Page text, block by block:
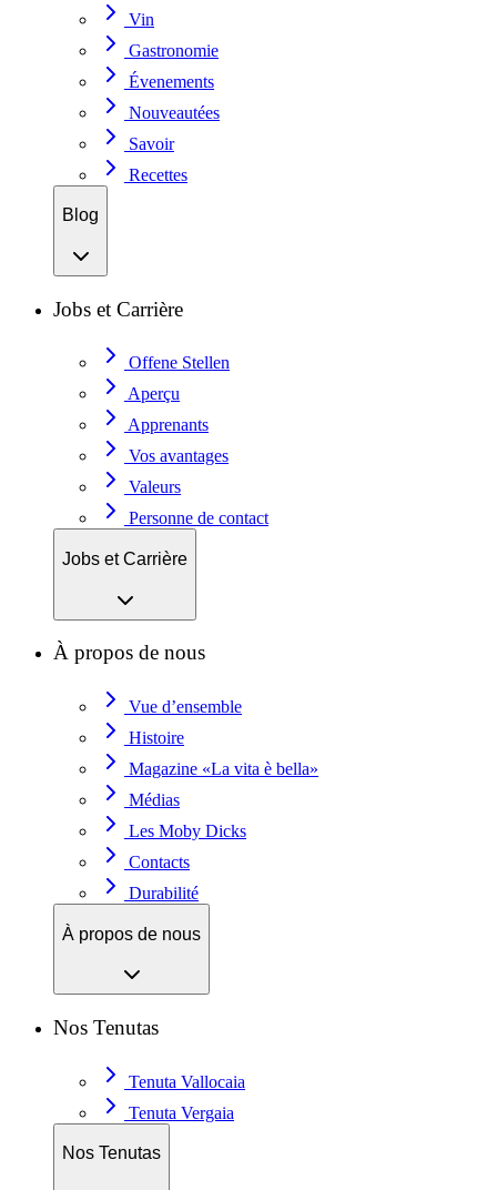
Vin
Gastronomie
Évenements
Nouveautées
Savoir
Recettes
Blog
Jobs et Carrière
Offene Stellen
Aperçu
Apprenants
Vos avantages
Valeurs
Personne de contact
Jobs et Carrière
À propos de nous
Vue d’ensemble
Histoire
Magazine «La vita è bella»
Médias
Les Moby Dicks
Contacts
Durabilité
À propos de nous
Nos Tenutas
Tenuta Vallocaia
Tenuta Vergaia
Nos Tenutas